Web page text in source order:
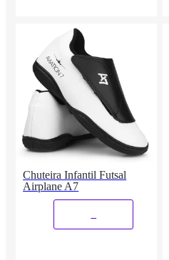
Chuteira Infantil Futsal
Airplane A7